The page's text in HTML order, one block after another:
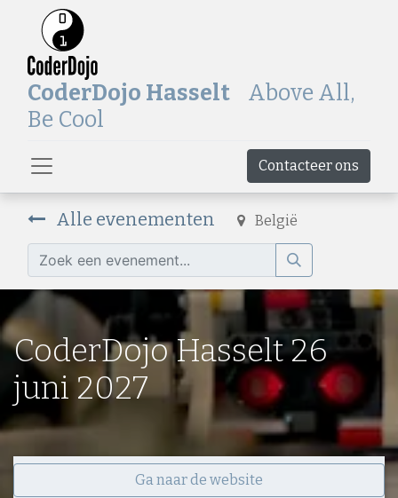
CoderDojo Hasselt Above All,
Be Cool
Contacteer ons
Alle evenementen België
CoderDojo Hasselt 26
juni 2027
Ga naar de website